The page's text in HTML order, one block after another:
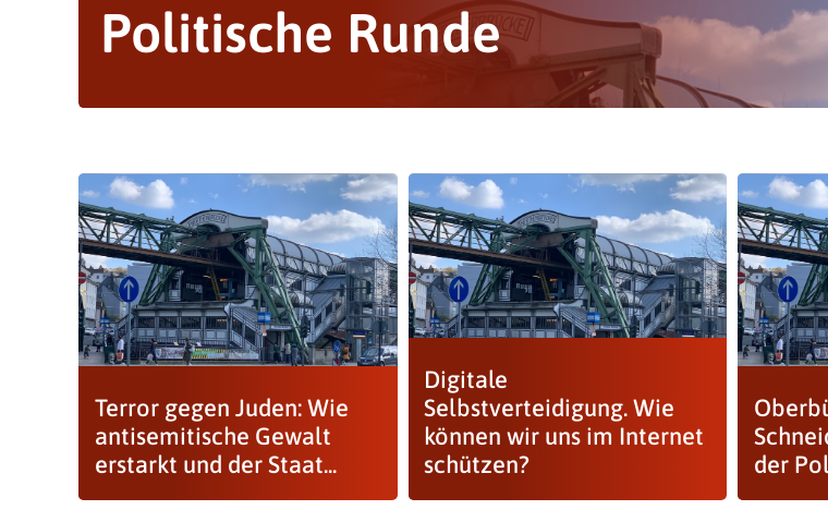
Politische Runde
Terror gegen Juden: Wie
antisemitische Gewalt
erstarkt und der Staat...
Digitale
Selbstverteidigung. Wie
können wir uns im Internet
schützen?
der